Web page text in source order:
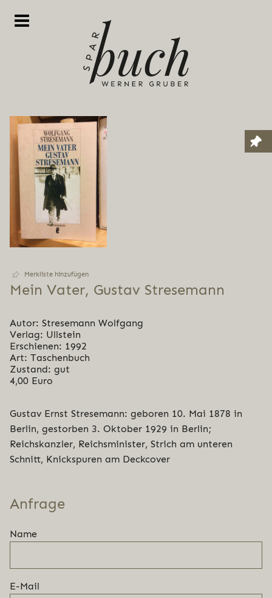
Merkliste hinzufügen
Mein Vater, Gustav Stresemann
Autor: Stresemann Wolfgang
Verlag: Ullstein
Erschienen: 1992
Art: Taschenbuch
Zustand: gut
4,00 Euro
Gustav Ernst Stresemann: geboren 10. Mai 1878 in
Berlin, gestorben 3. Oktober 1929 in Berlin;
Reichskanzler, Reichsminister, Strich am unteren
Schnitt, Knickspuren am Deckcover
Anfrage
Name
E-Mail